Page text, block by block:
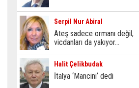
Serpil Nur Abiral
Ateş sadece ormanı değil,
vicdanları da yakıyor...
Halit Çelikbudak
İtalya ‘Mancini‘ dedi